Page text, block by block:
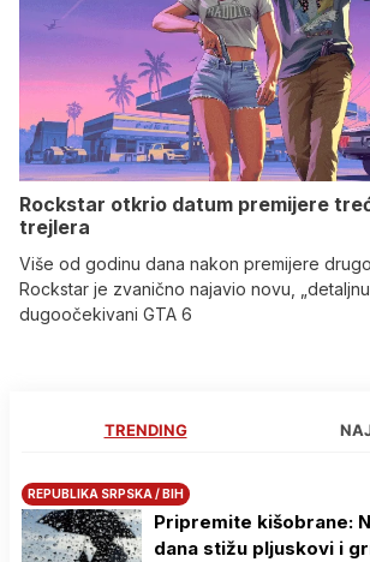
Rockstar otkrio datum premijere
trejlera
Više od godinu dana nakon premijere
Rockstar je zvanično najavio novu,
dugoočekivani GTA 6
TRENDING
REPUBLIKA SRPSKA / BIH
Pripremite kišobrane:
dana stižu pljuskovi i